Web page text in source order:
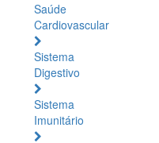
Saúde
Cardiovascular
Sistema
Digestivo
Sistema
Imunitário